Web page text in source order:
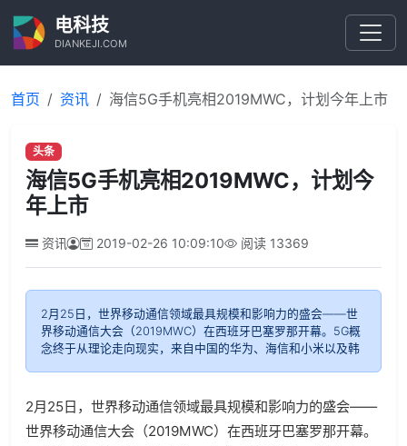
电科技
DIANKEJI.COM
首页 资讯 海信5G手机亮相2019MWC，计划今年上市
头条
海信5G手机亮相2019MWC，计划今
年上市
资讯 2019-02-26 10:09:10 阅读 13369
2月25日，世界移动通信领域最具规模和影响力的盛会——世
界移动通信大会（2019MWC）在西班牙巴塞罗那开幕。5G概
念终于从理论走向现实，来自中国的华为、海信和小米以及韩
2月25日，世界移动通信领域最具规模和影响力的盛会——
世界移动通信大会（2019MWC）在西班牙巴塞罗那开幕。